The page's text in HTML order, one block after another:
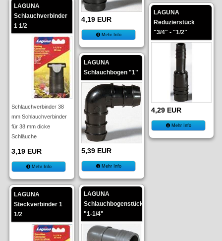
LAGUNA
Schlauchverbinder
1 1/2
Schlauchverbinder 38
mm Schlauchverbinder
für 38 mm dicke
Schläuche
3,19 EUR
Mehr Info
LAGUNA
Steckverbinder 1
1/2
4,19 EUR
Mehr Info
LAGUNA
Schlauchbogen "1"
5,39 EUR
Mehr Info
LAGUNA
Schlauchbogenstück
"1-1/4"
LAGUNA
Reduzierstück
"3/4" - "1/2"
4,29 EUR
Mehr Info